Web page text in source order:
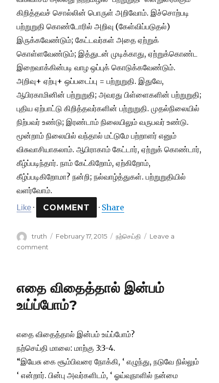
Like · · Share
Author
truth
Posted
February 17, 2015 Categories
நற்செய்தி
Leave a
comment
பெருகுவாய்!
எதை விதைத்தால் இன்பம்
உய்ப்போம்?
எதை விதைத்தால் இன்பம் உய்ப்போம்?
நற்செய்தி மாலை: மாற்கு 3:3-4.
“இயேசு கை சூம்பிவரை நோக்கி, ‘ எழுந்து, நடுவே நில்லும்
‘ என்றார். பின்பு அவர்களிடம், ‘ ஓய்வுநாளில் நன்மை